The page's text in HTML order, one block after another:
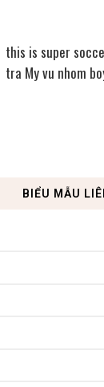
this is super
tra My vu nhom
BIỂU MẪU